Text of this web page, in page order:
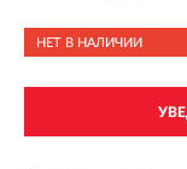
НЕТ В НАЛИЧИИ